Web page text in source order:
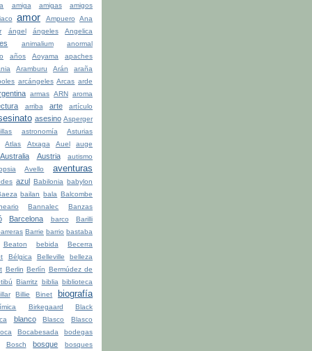
amiga amigas amigos
amor Ampuero
Ana
ángel ángeles
Angelica
animalium
anormal
años Aoyama
apaches
Aramburu Arán araña
arcángeles Arcas arde
armas ARN aroma
arriba arte
artículo
asesino Asperger
astronomía
Asturias
Atlas Atxaga Auel
auge
Australia Austria autismo
Avello aventuras
azul Babilonia babylon
bailan bala Balcombe
Bannalec
Banzas
Barcelona barco
Barilli
Barrie barrio bastaba
Beaton bebida
Becerra
Bélgica Belleville
belleza
Berlin Berlín Bermúdez de
Biarritz biblia biblioteca
Billie Binet biografía
Birkegaard
Black
blanco Blasco
Blasco
Bocabesada
bodegas
Bosch bosque
bosques